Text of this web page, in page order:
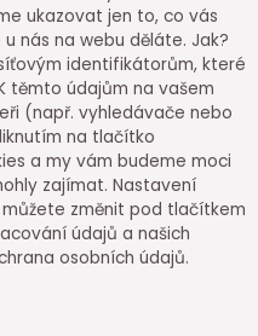
ukazovat jen to, co vás
nás na webu děláte. Jak?
identifikátorům, které
těmto údajům na vašem
(např. vyhledávače nebo
na tlačítko
a my vám budeme moci
zajímat. Nastavení
změnit pod tlačítkem
údajů a našich
osobních údajů.